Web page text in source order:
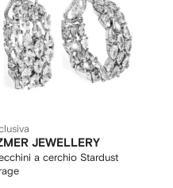
JEWELLERY
a cerchio Stardust